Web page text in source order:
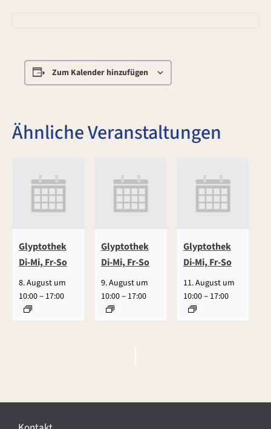
Zum Kalender hinzufügen
Ähnliche Veranstaltungen
Glyptothek
Di-Mi, Fr-So
8. August um
10:00– 17:00
Glyptothek
Di-Mi, Fr-So
9. August um
10:00– 17:00
Glyptothek
Di-Mi, Fr-So
11. August um
10:00– 17:00
e